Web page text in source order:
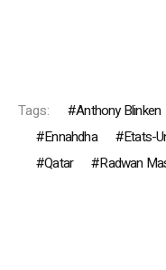
Tags: Anthony Blinken
Ennahdha
Etats-
Qatar
Radwan